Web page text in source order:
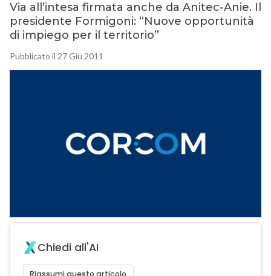
Via all’intesa firmata anche da Anitec-Anie. Il
presidente Formigoni: “Nuove opportunità
di impiego per il territorio”
Pubblicato il 27 Giu 2011
Chiedi all'AI